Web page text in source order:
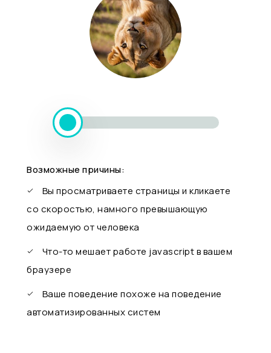
Возможные причины:
Вы просматриваете страницы и кликаете
со скоростью, намного превышающую
ожидаемую от человека
Что-то мешает работе javascript в вашем
браузере
Ваше поведение похоже на поведение
автоматизированных систем